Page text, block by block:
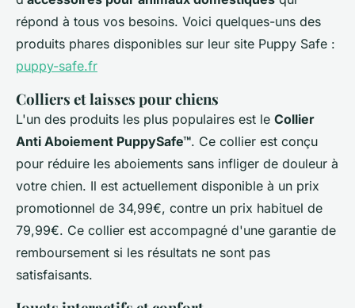
répond à tous vos besoins. Voici quelques-uns des
produits phares disponibles sur leur site Puppy Safe :
puppy-safe.fr
Colliers et laisses pour chiens
L'un des produits les plus populaires est le Collier
Anti Aboiement PuppySafe™. Ce collier est conçu
pour réduire les aboiements sans infliger de douleur à
votre chien. Il est actuellement disponible à un prix
promotionnel de 34,99€, contre un prix habituel de
79,99€. Ce collier est accompagné d'une garantie de
remboursement si les résultats ne sont pas
satisfaisants.